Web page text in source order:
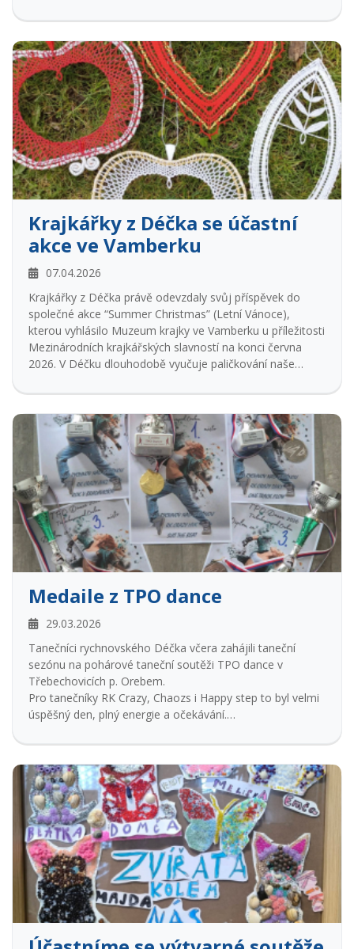
které vás již zanedlouho pozveme...
Krajkářky z Déčka se účastní
akce ve Vamberku
07.04.2026
Krajkářky z Déčka právě odevzdaly svůj příspěvek do
společné akce “Summer Christmas” (Letní Vánoce),
kterou vyhlásilo Muzeum krajky ve Vamberku u příležitosti
Mezinárodních krajkářských slavností na konci června
2026. V Déčku dlouhodobě vyučuje paličkování naše
Ruční krajkářka, učitelka paličkování a návrhářka vzorů na
paličkování.
Medaile z TPO dance
29.03.2026
Tanečníci rychnovského Déčka včera zahájili taneční
sezónu na pohárové taneční soutěži TPO dance v
Třebechovicích p. Orebem.
Pro tanečníky RK Crazy, Chaozs i Happy step to byl velmi
úspěšný den, plný energie a očekávání.
Děkujeme všem tanečníkům za skvělé výsledky, dobrou
náladu a rodičům za podporu...